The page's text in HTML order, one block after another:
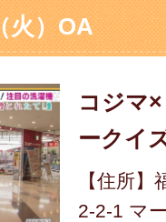
火）OA
コジマ
ークイ
【住所
2-2-1 マ